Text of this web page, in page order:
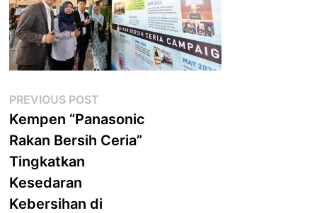
Post
navigation
PREVIOUS POST
post:
Kempen “Panasonic
Rakan Bersih Ceria”
Tingkatkan
Kesedaran
Kebersihan di